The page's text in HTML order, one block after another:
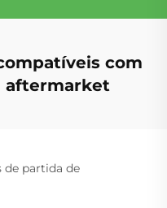
com
aftermarket
partida de